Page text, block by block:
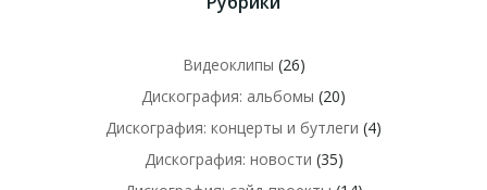
Видеоклипы (26)
Дискография: альбомы (20)
Дискография: концерты и бутлеги (4)
Дискография: новости (35)